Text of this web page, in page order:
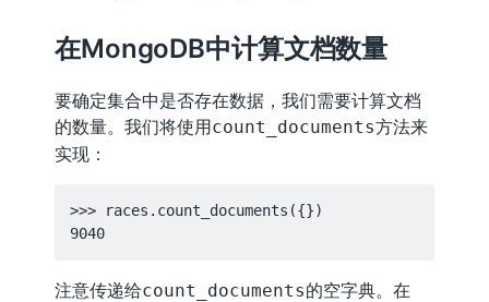
在MongoDB中计算文档数量
要确定集合中是否存在数据，我们需要计算文档
的数量。我们将使用count_documents方法来
实现：
>>> races.count_documents({})
注意传递给count_documents的空字典。在